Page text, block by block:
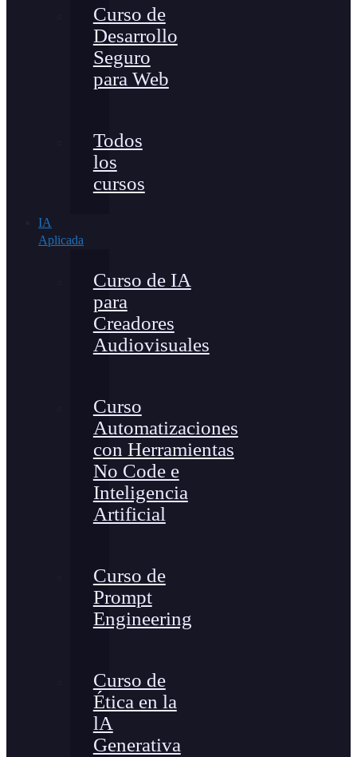
Curso de
Desarrollo
Seguro
para Web
Todos
los
cursos
IA
Aplicada
Curso de IA
para
Creadores
Audiovisuales
Curso
Automatizaciones
con Herramientas
No Code e
Inteligencia
Artificial
Curso de
Prompt
Engineering
Curso de
Ética en la
lA
Generativa